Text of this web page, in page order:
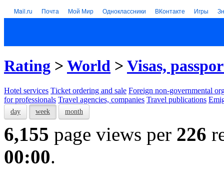
Mail.ru Почта Мой Мир Одноклассники ВКонтакте Игры
Rating > World > Visas,
Hotel services Тicket ordering and sale Foreign non-governmental
for professionals Travel agencies, companies Travel publications
day week month
6,155 page views per 226
00:00.